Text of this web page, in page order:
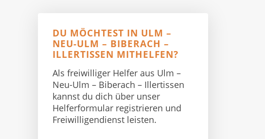
DU MÖCHTEST IN ULM –
NEU-ULM – BIBERACH –
ILLERTISSEN MITHELFEN?
Als freiwilliger Helfer aus Ulm –
Neu-Ulm – Biberach – Illertissen
kannst du dich über unser
Helferformular registrieren und
Freiwilligendienst leisten.